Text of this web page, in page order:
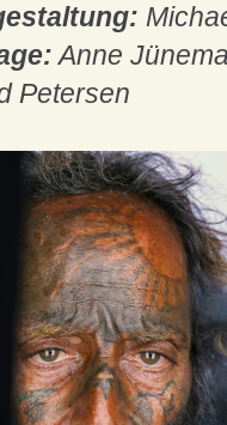
Anne
Petersen